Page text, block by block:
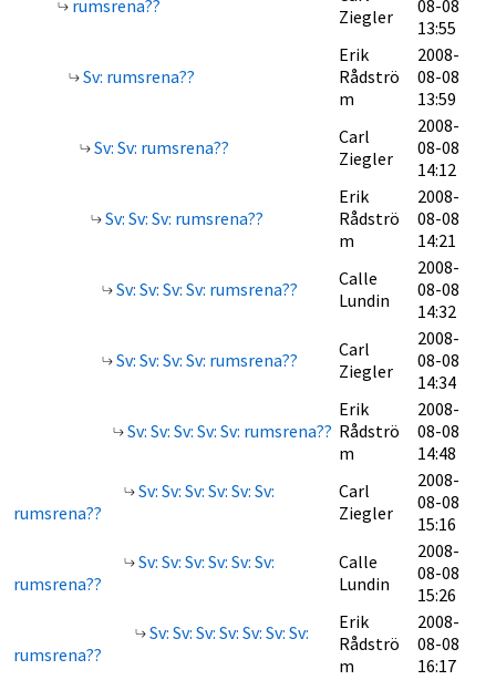
rumsrena??
Ziegler
08-08
13:55
Sv: rumsrena??
Erik
Rådströ
m
2008-
08-08
13:59
Sv: Sv: rumsrena??
Carl
Ziegler
2008-
08-08
14:12
Sv: Sv: Sv: rumsrena??
Erik
Rådströ
m
2008-
08-08
14:21
Sv: Sv: Sv: Sv: rumsrena??
Calle
Lundin
2008-
08-08
14:32
Sv: Sv: Sv: Sv: rumsrena??
Carl
Ziegler
2008-
08-08
14:34
Sv: Sv: Sv: Sv: Sv: rumsrena??
Erik
Rådströ
m
2008-
08-08
14:48
Sv: Sv: Sv: Sv: Sv: Sv:
rumsrena??
Carl
Ziegler
2008-
08-08
15:16
Sv: Sv: Sv: Sv: Sv: Sv:
rumsrena??
Calle
Lundin
2008-
08-08
15:26
Sv: Sv: Sv: Sv: Sv: Sv: Sv:
rumsrena??
Erik
Rådströ
m
2008-
08-08
16:17